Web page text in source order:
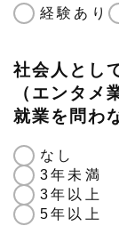
経験あり
社会人とし
（エンタメ
就業を問わ
なし
3年未満
3年以上
5年以上